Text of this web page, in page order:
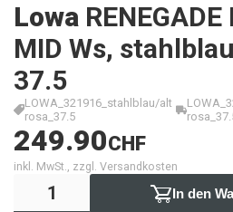
Lowa RENEGADE
MID Ws,
37.5
LOWA_321916_stahlblau/alt
rosa_37.5
249.90CHF
inkl. MwSt., zzgl. Versandkosten
In den